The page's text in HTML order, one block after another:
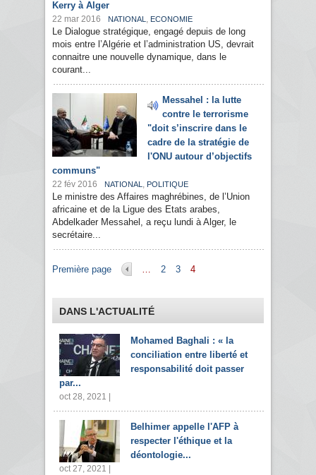
Kerry à Alger
22 mar 2016 NATIONAL , ECONOMIE
Le Dialogue stratégique, engagé depuis de long
mois entre l’Algérie et l’administration US, devrait
connaitre une nouvelle dynamique, dans le
courant...
Messahel : la lutte
contre le terrorisme
"doit s’inscrire dans le
cadre de la stratégie de
l'ONU autour d’objectifs
communs"
22 fév 2016 NATIONAL , POLITIQUE
Le ministre des Affaires maghrébines, de l’Union
africaine et de la Ligue des Etats arabes,
Abdelkader Messahel, a reçu lundi à Alger, le
secrétaire...
Pages
Première page … 2 3 4
DANS L'ACTUALITÉ
Mohamed Baghali : « la
conciliation entre liberté et
responsabilité doit passer
par...
oct 28, 2021 |
Belhimer appelle l'AFP à
respecter l'éthique et la
déontologie...
oct 27, 2021 |